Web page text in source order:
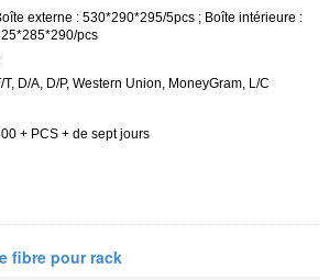
externe : 530*290*295/5pcs ; Boîte intérieure :
pcs
T, D/A, D/P, Western Union, MoneyGram, L/C
+ PCS + de sept jours
fibre pour rack